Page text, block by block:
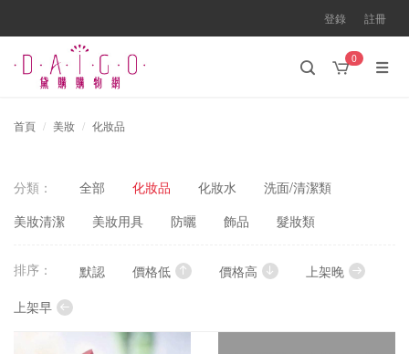
登錄 註冊
0
首頁 美妝 化妝品
分類： 全部 化妝品 化妝水
洗面/清潔類
美妝清潔
美妝用具 防曬 飾品 髮妝類
排序： 默認 價格低 價格高
上架晚
上架早